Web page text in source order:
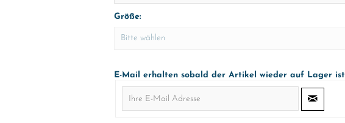
Größe:
E-Mail erhalten sobald der Artikel wieder auf Lager ist